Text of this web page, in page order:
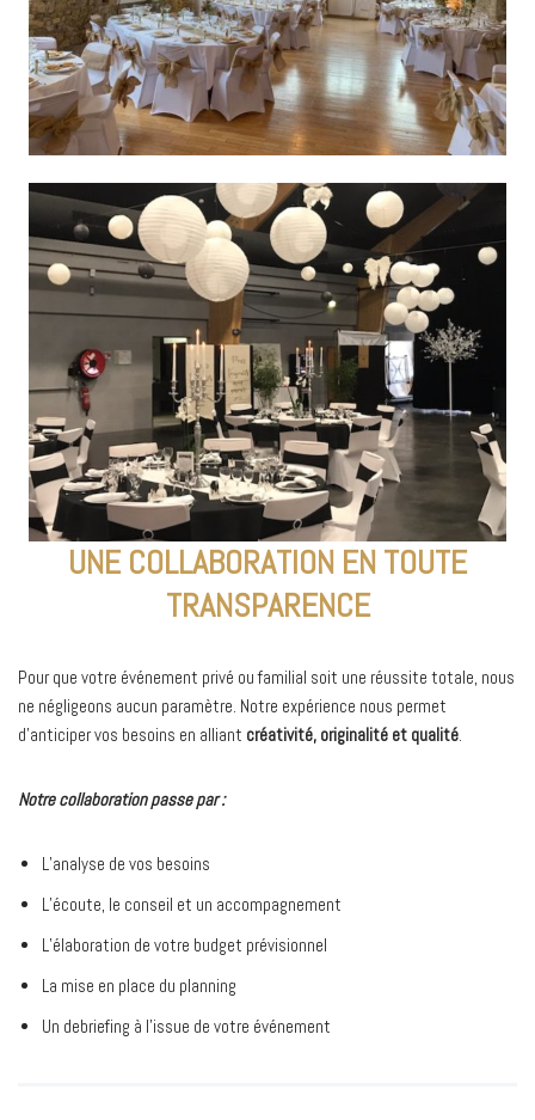
UNE COLLABORATION EN TOUTE
TRANSPARENCE
Pour que votre événement privé ou familial soit une réussite totale, nous
ne négligeons aucun paramètre. Notre expérience nous permet
d’anticiper vos besoins en alliant créativité, originalité et qualité.
Notre collaboration passe par :
L’analyse de vos besoins
L’écoute, le conseil et un accompagnement
L’élaboration de votre budget prévisionnel
La mise en place du planning
Un debriefing à l’issue de votre événement